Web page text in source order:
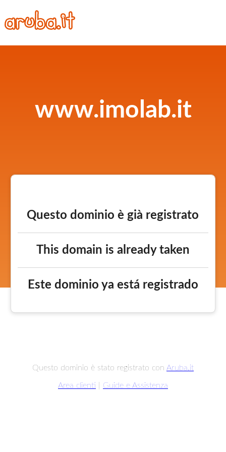
www.imolab.it
Questo dominio è già registrato
This domain is already taken
Este dominio ya está registrado
Questo dominio è stato registrato con Aruba.it
Area clienti Guide e Assistenza